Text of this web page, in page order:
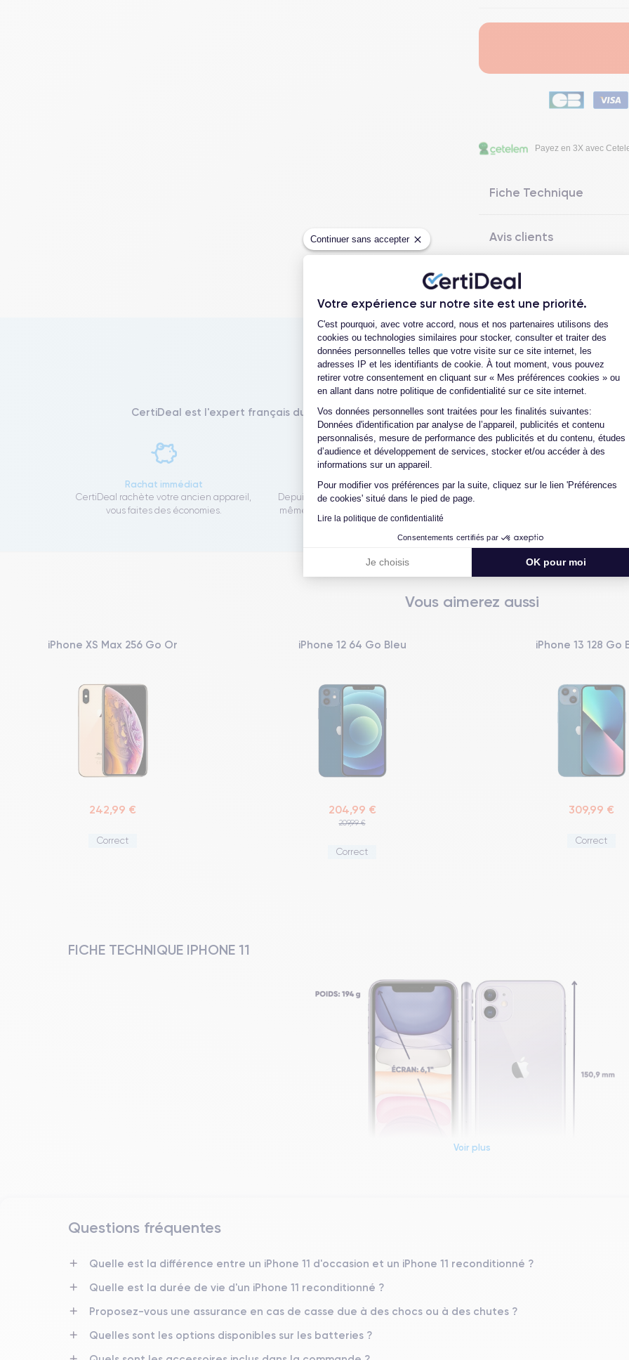
Continuer sans accepter
Votre expérience sur notre site est une priorité.
Plateforme de Gestion du
C'est pourquoi, avec votre accord, nous et nos partenaires utilisons des
cookies ou technologies similaires pour stocker, consulter et traiter des
données personnelles telles que votre visite sur ce site internet, les
adresses IP et les identifiants de cookie. À tout moment, vous pouvez
retirer votre consentement en cliquant sur « Mes préférences cookies » ou
en allant dans notre politique de confidentialité sur ce site internet.
Vos données personnelles sont traitées pour les finalités suivantes:
Données d'identification par analyse de l’appareil, publicités et contenu
personnalisés, mesure de performance des publicités et du contenu, études
d’audience et développement de services, stocker et/ou accéder à des
informations sur un appareil.
Pour modifier vos préférences par la suite, cliquez sur le lien 'Préférences
de cookies' situé dans le pied de page.
Lire la politique de confidentialité
Consentements certifiés par
Je choisis OK pour moi
Axeptio consent
Payez en 3X avec
Fiche Technique
Avis clients
Questions fréquentes
Les garanties CertiDeal
CertiDeal est l'expert français du reconditionné. En achetant ici, vous bénéficiez de garanties
Rachat immédiat
CertiDeal rachète votre ancien appareil,
vous faites des économies.
L'expert du reconditionné
Depuis 10 ans, nous reconditionnons nous-
même tous nos produits pour un maximum
de qualité.
Un SAV proche et en
Nos équipes sont en contact
notre atelier pour une résolution
Vous aimerez aussi
iPhone XS Max 256 Go Or
242,99 €
Correct
iPhone 12 64 Go Bleu
204,99 €
209,99 €
Correct
iPhone 13 128 Go
309,99 €
Correct
FICHE TECHNIQUE IPHONE 11
10/09/2019 iOS (iOS 26)
Dimensions
Écran
Voir plus
Questions fréquentes
Quelle est la différence entre un iPhone 11 d'occasion et un iPhone 11 reconditionné ?
Quelle est la durée de vie d'un iPhone 11 reconditionné ?
Proposez-vous une assurance en cas de casse due à des chocs ou à des chutes ?
Quelles sont les options disponibles sur les batteries ?